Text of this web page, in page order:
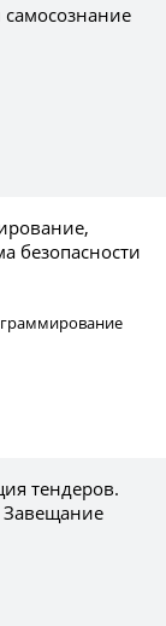
безопасности
тендеров.
Завещание